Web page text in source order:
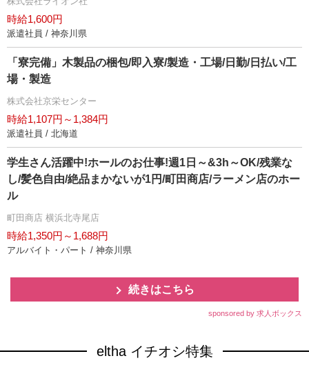
時給1,600円
派遣社員 / 神奈川県
「寮完備」木製品の梱包/即入寮/製造・工場/日勤/日払い/工
場・製造
株式会社京栄センター
時給1,107円～1,384円
派遣社員 / 北海道
学生さん活躍中!ホールのお仕事!週1日～&3h～OK/残業な
し/髪色自由/絶品まかないが1円/町田商店/ラーメン店のホー
ル
町田商店 横浜北寺尾店
時給1,350円～1,688円
アルバイト・パート / 神奈川県
続きはこちら
sponsored by 求人ボックス
eltha イチオシ特集